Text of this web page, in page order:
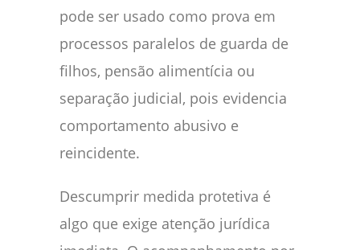
pode ser usado como prova em
processos paralelos de guarda de
filhos, pensão alimentícia ou
separação judicial, pois evidencia
comportamento abusivo e
reincidente.
Descumprir medida protetiva é
algo que exige atenção jurídica